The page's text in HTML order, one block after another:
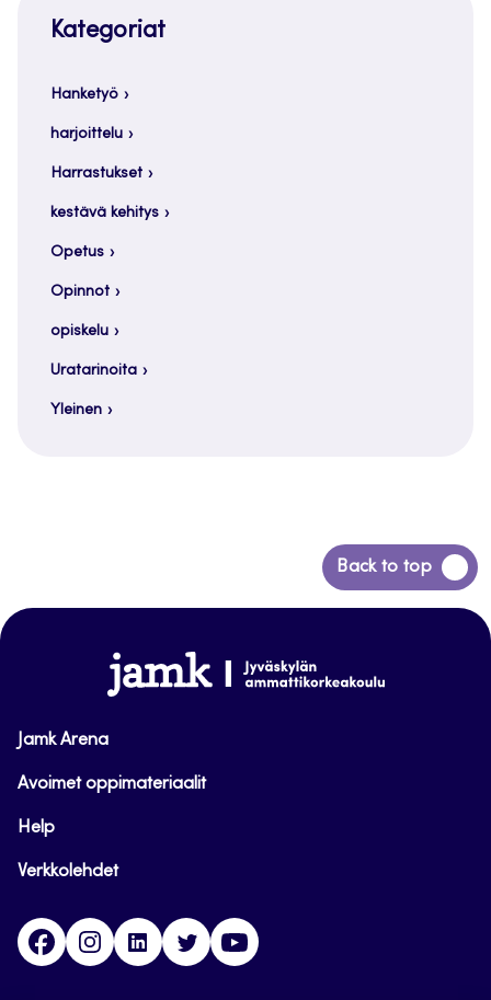
Kategoriat
Hanketyö
harjoittelu
Harrastukset
kestävä kehitys
Opetus
Opinnot
opiskelu
Uratarinoita
Yleinen
Back to top
Siirry
takaisin
www.jamk.fi
Jamk Arena
Avoimet oppimateriaalit
Help
Verkkolehdet
FacebookInstagramLinkedinTwitter